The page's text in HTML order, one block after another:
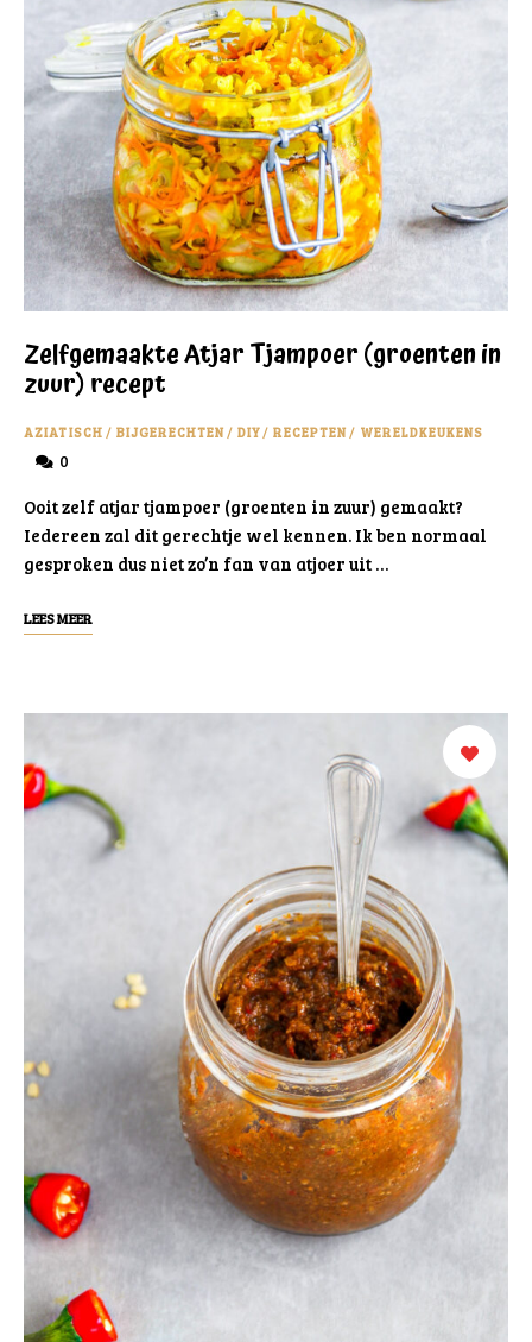
Zelfgemaakte Atjar Tjampoer (groenten in
zuur) recept
AZIATISCH / BIJGERECHTEN / DIY / RECEPTEN / WERELDKEUKENS
0
Ooit zelf atjar tjampoer (groenten in zuur) gemaakt?
Iedereen zal dit gerechtje wel kennen. Ik ben normaal
gesproken dus niet zo’n fan van atjoer uit …
LEES MEER